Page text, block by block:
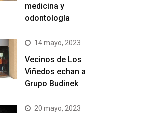
medicina y
odontología
14 mayo, 2023
Vecinos de Los
Viñedos echan a
Grupo Budinek
20 mayo, 2023